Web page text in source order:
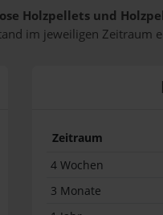
Holzpellets und
im jeweiligen Zeitraum
Zeitraum
4 Wochen
3 Monate